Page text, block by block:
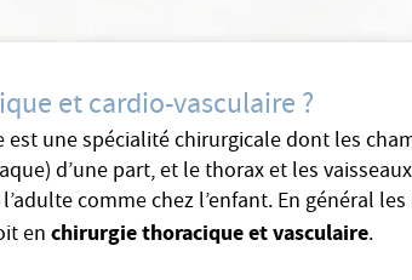
et cardio-vasculaire ?
une spécialité chirurgicale dont les
d’une part, et le thorax et les
comme chez l’enfant. En général
en chirurgie thoracique et vasculaire.